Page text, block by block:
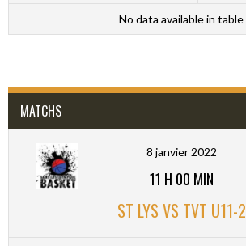
No data available in table
MATCHS
8 janvier 2022
11 H 00 MIN
ST LYS VS TVT U11-2